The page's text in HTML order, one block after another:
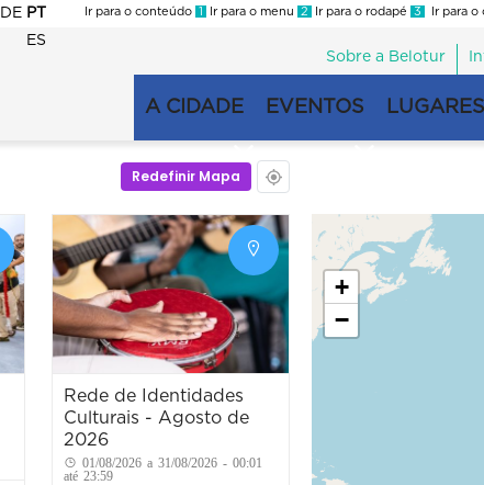
DE PT
ES
Ir para o conteúdo 1 Ir para o menu 2 Ir para o rodapé 3 Ir para o
Menu
second
Sobre a Belotur
principal
A CIDADE EVENTOS
Redefinir Mapa
Rede de Identidades
Culturais - Agosto de
2026
01/08/2026 a 31/08/2026 - 00:01
até 23:59
+
−